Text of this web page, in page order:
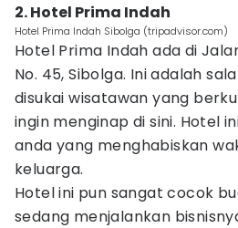
2. Hotel Prima Indah
Hotel Prima Indah Sibolga (tripadvisor.com)
Hotel Prima Indah ada di
No. 45, Sibolga. Ini adalah
disukai wisatawan yang
ingin menginap di sini. Hotel
anda yang menghabiskan
keluarga.
Hotel ini pun sangat cocok
sedang menjalankan